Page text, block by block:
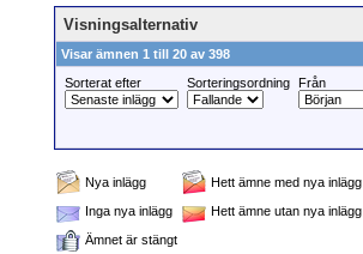
Visningsalternativ
Visar ämnen 1 till 20 av 398
Sorterat efter
Sorteringsordning Från
Nya inlägg
Hett ämne med nya inlägg
Inga nya inlägg
Hett ämne utan nya inlägg
Ämnet är stängt